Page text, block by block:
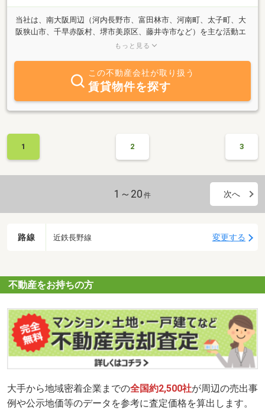
当社は、南大阪周辺（河内長野市、富田林市、河南町、太子町、大
阪狭山市、千早赤阪村、堺市美原区、藤井寺市など）を主な活動エ
リアとして、不動産の業務を行っております。お客様のご希望に併
はお客様のご希望の物件探しを全力でサポートします！》物件のご
質問・ご相談はお気軽にお問い合わせください！
もっと見る
この不動産会社が取り扱う
賃貸物件を探す
1 2 3
1～20 件 次へ
路線 近鉄長野線 変更する
不動産をお持ちの方
大手から地域密着企業までの全国約2,500社が周辺の売出事
例や公示地価等のデータを参考に査定価格を算出します。